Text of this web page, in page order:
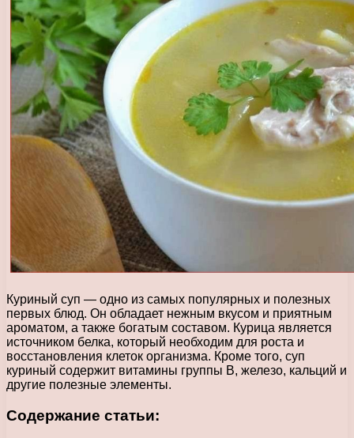
Куриный суп — одно из самых популярных и полезных
первых блюд. Он обладает нежным вкусом и приятным
ароматом, а также богатым составом. Курица является
источником белка, который необходим для роста и
восстановления клеток организма. Кроме того, суп
куриный содержит витамины группы В, железо, кальций и
другие полезные элементы.
Содержание статьи: